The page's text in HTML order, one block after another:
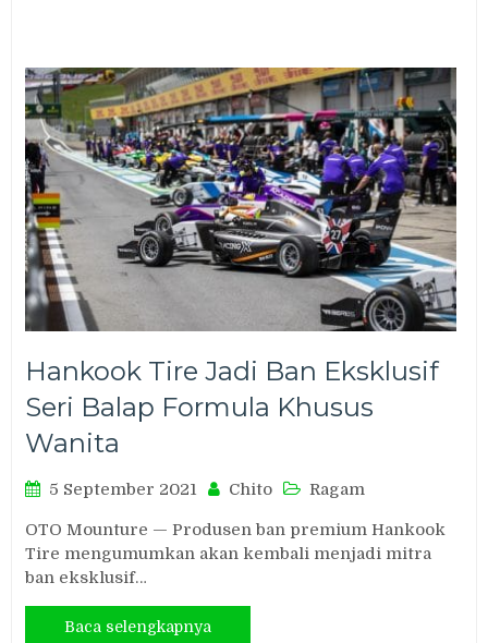
Hankook Tire Jadi Ban Eksklusif
Seri Balap Formula Khusus
Wanita
5 September 2021 Chito Ragam
OTO Mounture — Produsen ban premium Hankook
Tire mengumumkan akan kembali menjadi mitra
ban eksklusif…
Baca selengkapnya